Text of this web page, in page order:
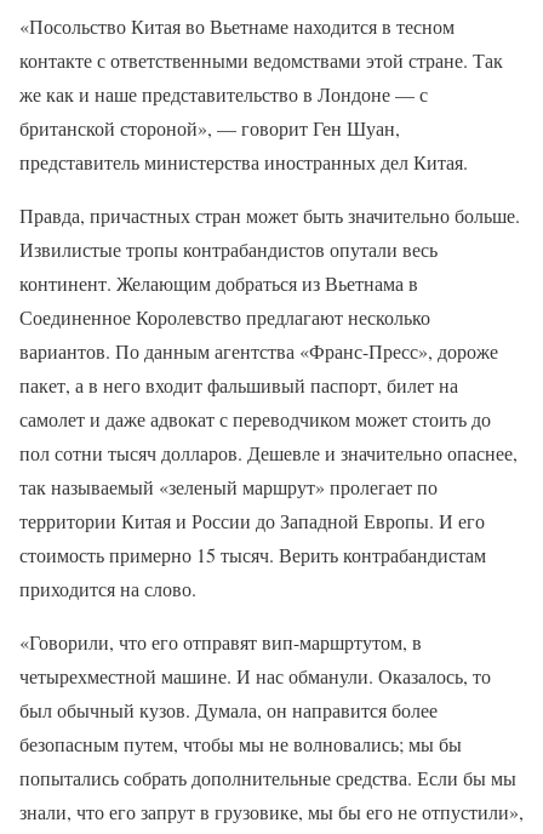
«Посольство Китая во Вьетнаме находится в тесном
контакте с ответственными ведомствами этой стране. Так
же как и наше представительство в Лондоне — с
британской стороной», — говорит Ген Шуан,
представитель министерства иностранных дел Китая.
Правда, причастных стран может быть значительно больше.
Извилистые тропы контрабандистов опутали весь
континент. Желающим добраться из Вьетнама в
Соединенное Королевство предлагают несколько
вариантов. По данным агентства «Франс-Пресс», дороже
пакет, а в него входит фальшивый паспорт, билет на
самолет и даже адвокат с переводчиком может стоить до
пол сотни тысяч долларов. Дешевле и значительно опаснее,
так называемый «зеленый маршрут» пролегает по
территории Китая и России до Западной Европы. И его
стоимость примерно 15 тысяч. Верить контрабандистам
приходится на слово.
«Говорили, что его отправят вип-маршртутом, в
четырехместной машине. И нас обманули. Оказалось, то
был обычный кузов. Думала, он направится более
безопасным путем, чтобы мы не волновались; мы бы
попытались собрать дополнительные средства. Если бы мы
знали, что его запрут в грузовике, мы бы его не отпустили»,